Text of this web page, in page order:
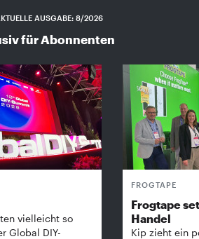
AUSGABE: 8/2026
für Abonnenten
vielleicht so
Global DIY-
FROGTAPE
Frogtape
Handel
Kip zieht ein